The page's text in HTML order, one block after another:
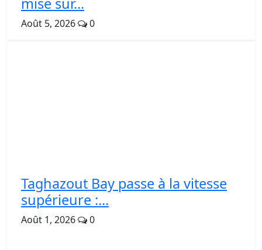
Août 5, 2026 0
Taghazout Bay passe à la vitesse
supérieure :...
Août 1, 2026 0